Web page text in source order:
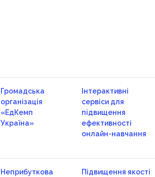
Громадська
організація
«ЕдКемп
Україна»
Інтерактивні
сервіси для
підвищення
ефективності
онлайн-навчання
Неприбуткова
Підвищення якості